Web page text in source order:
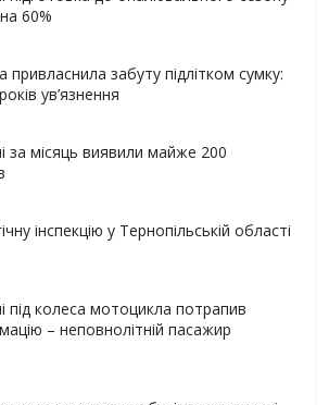
60%
привласнила забуту підлітком сумку:
ув’язнення
за місяць виявили майже 200
інспекцію у Тернопільській області
під колеса мотоцикла потрапив
– неповнолітній пасажир